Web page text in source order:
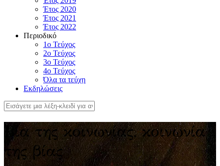
Έτος 2020
Έτος 2021
Έτος 2022
Περιοδικό
1ο Τεύχος
2ο Τεύχος
3ο Τεύχος
4o Τεύχος
Όλα τα τεύχη
Εκδηλώσεις
Βία της κοινωνίας, κοινωνία
της βίας